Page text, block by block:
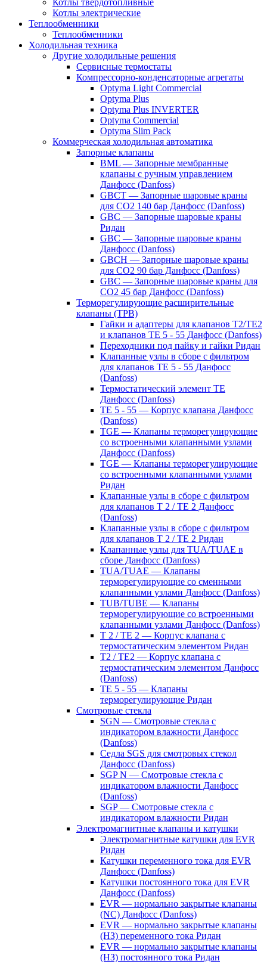
Котлы твердотопливные
Котлы электрические
Теплообменники
Теплообменники
Холодильная техника
Другие холодильные решения
Сервисные термостаты
Компрессорно-конденсаторные агрегаты
Optyma Light Commercial
Optyma Plus
Optyma Plus INVERTER
Optyma Commercial
Optyma Slim Pack
Коммерческая холодильная автоматика
Запорные клапаны
BML — Запорные мембранные
клапаны с ручным управлением
Данфосс (Danfoss)
GBCT — Запорные шаровые краны
для CO2 140 бар Данфосс (Danfoss)
GBC — Запорные шаровые краны
Ридан
GBC — Запорные шаровые краны
Данфосс (Danfoss)
GBCH — Запорные шаровые краны
для CO2 90 бар Данфосс (Danfoss)
GBC — Запорные шаровые краны для
CO2 45 бар Данфосс (Danfoss)
Терморегулирующие расширительные
клапаны (ТРВ)
Гайки и адаптеры для клапанов T2/TE2
и клапанов TE 5 - 55 Данфосс (Danfoss)
Переходники под пайку и гайки Ридан
Клапанные узлы в сборе с фильтром
для клапанов TE 5 - 55 Данфосс
(Danfoss)
Термостатический элемент TE
Данфосс (Danfoss)
TE 5 - 55 — Корпус клапана Данфосс
(Danfoss)
TGE — Клапаны терморегулирующие
со встроенными клапанными узлами
Данфосс (Danfoss)
TGE — Клапаны терморегулирующие
со встроенными клапанными узлами
Ридан
Клапанные узлы в сборе с фильтром
для клапанов T 2 / TE 2 Данфосс
(Danfoss)
Клапанные узлы в сборе с фильтром
для клапанов T 2 / TE 2 Ридан
Клапанные узлы для TUA/TUAE в
сборе Данфосс (Danfoss)
TUA/TUAE — Клапаны
терморегулирующие со сменными
клапанными узлами Данфосс (Danfoss)
TUB/TUBE — Клапаны
терморегулирующие со встроенными
клапанными узлами Данфосс (Danfoss)
T 2 / TE 2 — Корпус клапана с
термостатическим элементом Ридан
T2 / TE2 — Корпус клапана с
термостатическим элементом Данфосс
(Danfoss)
TE 5 - 55 — Клапаны
терморегулирующие Ридан
Смотровые стекла
SGN — Смотровые стекла с
индикатором влажности Данфосс
(Danfoss)
Седла SGS для смотровых стекол
Данфосс (Danfoss)
SGP N — Смотровые стекла с
индикатором влажности Данфосс
(Danfoss)
SGP — Смотровые стекла с
индикатором влажности Ридан
Электромагнитные клапаны и катушки
Электромагнитные катушки для EVR
Ридан
Катушки переменного тока для EVR
Данфосс (Danfoss)
Катушки постоянного тока для EVR
Данфосс (Danfoss)
EVR — нормально закрытые клапаны
(NC) Данфосс (Danfoss)
EVR — нормально закрытые клапаны
(НЗ) переменного тока Ридан
EVR — нормально закрытые клапаны
(НЗ) постоянного тока Ридан